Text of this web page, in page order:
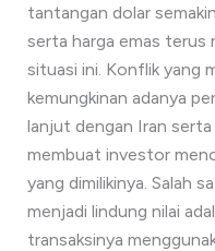
tantangan dolar
serta harga emas terus
situasi ini. Konflik yang
kemungkinan adanya
lanjut dengan Iran
membuat investor
yang dimilikinya. Salah
menjadi lindung nilai
transaksinya